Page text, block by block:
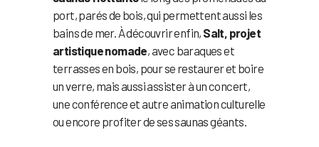
port, parés de bois, qui permettent aussi les
bains de mer. À découvrir enfin, Salt, projet
artistique nomade, avec baraques et
terrasses en bois, pour se restaurer et boire
un verre, mais aussi assister à un concert,
une conférence et autre animation culturelle
ou encore profiter de ses saunas géants.